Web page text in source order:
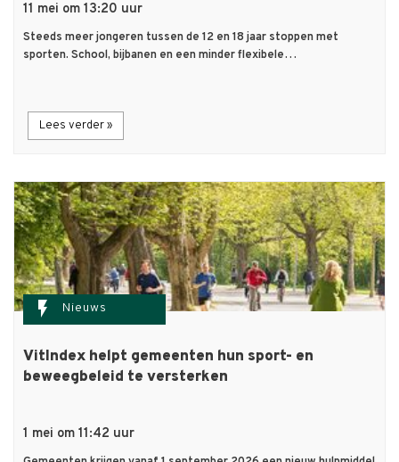
11 mei om 13:20 uur
Steeds meer jongeren tussen de 12 en 18 jaar stoppen met
sporten. School, bijbanen en een minder flexibele…
Lees verder »
flash_on Nieuws
VitIndex helpt gemeenten hun sport- en
beweegbeleid te versterken
1 mei om 11:42 uur